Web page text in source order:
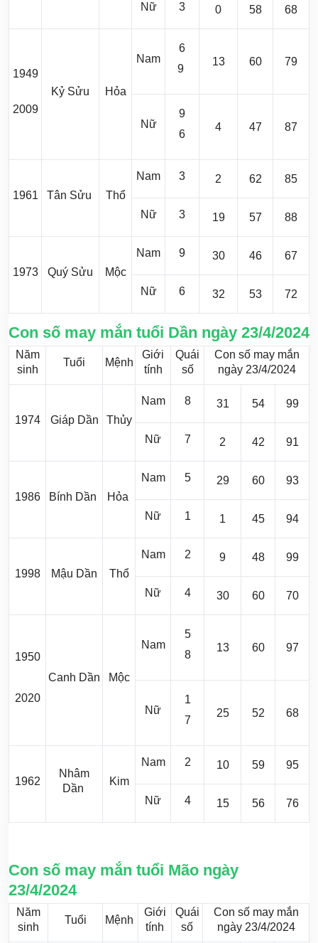
Nữ 3 0 58 68
1949
2009
Kỷ Sửu Hỏa
Nam
6
9
13 60 79
Nữ
9
6
4 47 87
1961 Tân Sửu Thổ
Nam 3 2 62 85
Nữ 3 19 57 88
1973 Quý Sửu Mộc
Nam 9 30 46 67
Nữ 6 32 53 72
Con số may mắn tuổi Dần ngày 23/4/2024
Năm
sinh
Tuổi Mệnh
Giới
tính
Quái
số
Con số may mắn
ngày 23/4/2024
1974 Giáp Dần Thủy
Nam 8 31 54 99
Nữ 7 2 42 91
1986 Bính Dần Hỏa
Nam 5 29 60 93
Nữ 1 1 45 94
1998 Mậu Dần Thổ
Nam 2 9 48 99
Nữ 4 30 60 70
1950
2020
Canh Dần Mộc
Nam
5
8
13 60 97
Nữ
1
7
25 52 68
1962
Nhâm
Dần
Kim
Nam 2 10 59 95
Nữ 4 15 56 76
Con số may mắn tuổi Mão ngày
23/4/2024
Năm
sinh
Tuổi Mệnh
Giới
tính
Quái
số
Con số may mắn
ngày 23/4/2024